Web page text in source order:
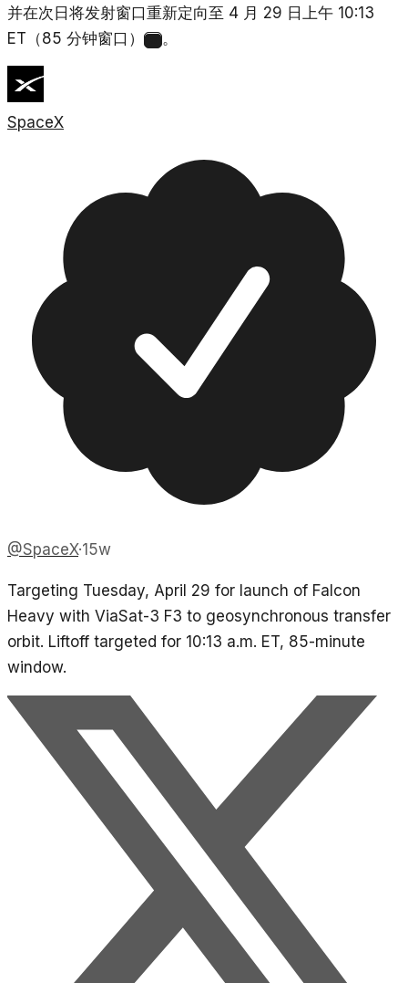
并在次日将发射窗口重新定向至 4 月 29 日上午 10:13
ET（85 分钟窗口）
。
SpaceX
@SpaceX·15w
Targeting Tuesday, April 29 for launch of Falcon
Heavy with ViaSat-3 F3 to geosynchronous transfer
orbit. Liftoff targeted for 10:13 a.m. ET, 85-minute
window.